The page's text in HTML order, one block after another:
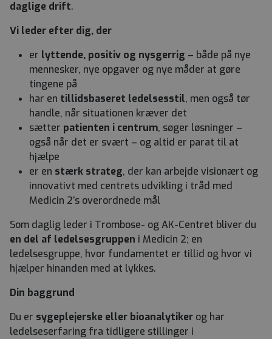
daglige drift.
Vi leder efter dig, der
er lyttende, positiv og nysgerrig – både på nye
mennesker, nye opgaver og nye måder at gøre
tingene på
har en tillidsbaseret ledelsesstil, men også tør
handle, når situationen kræver det
sætter patienten i centrum, søger løsninger –
også når det er svært – og altid er parat til at
hjælpe
er en stærk strateg, der kan arbejde visionært og
innovativt med centrets udvikling i tråd med
Medicin 2’s overordnede mål
Som daglig leder i Trombose- og AK-Centret bliver du
en del af ledelsesgruppen i Medicin 2; en
ledelsesgruppe, hvor fundamentet er tillid og hvor vi
hjælper hinanden med at lykkes.
Din baggrund
Du er sygeplejerske eller bioanalytiker og har
ledelseserfaring fra tidligere stillinger i